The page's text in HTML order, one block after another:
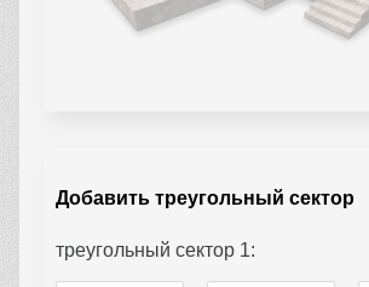
Добавить треугольный сектор
треугольный сектор 1: